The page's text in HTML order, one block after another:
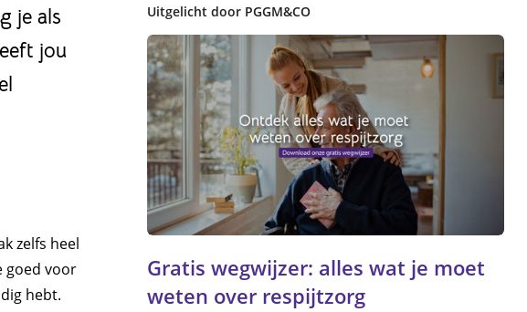
je als
jou
zelfs heel
goed voor
hebt.
Uitgelicht door PGGM&CO
Gratis wegwijzer: alles wat je moet
weten over respijtzorg